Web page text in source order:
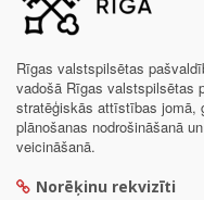
Rīgas valstspilsētas
vadošā Rīgas valstspilsētas
stratēģiskās attīstības jomā,
plānošanas nodrošināšanā
veicināšanā.
Norēķinu rekvizīti